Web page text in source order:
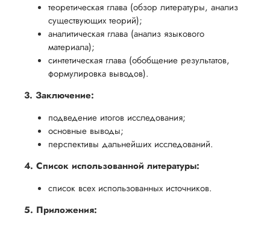
теоретическая глава (обзор литературы, анализ
существующих теорий);
аналитическая глава (анализ языкового
материала);
синтетическая глава (обобщение результатов,
формулировка выводов).
3. Заключение:
подведение итогов исследования;
основные выводы;
перспективы дальнейших исследований.
4. Список использованной литературы:
список всех использованных источников.
5. Приложения: